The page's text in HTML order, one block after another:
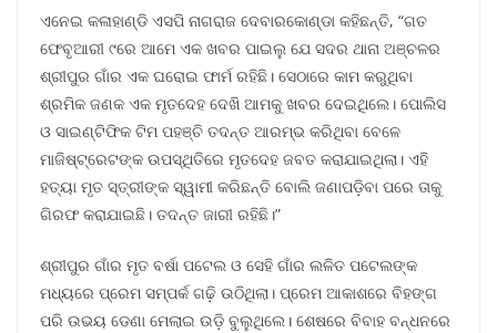
ଏନେଇ କଳାହାଣ୍ଡି ଏସପି ନାଗରାଜ ଦେବାରକୋଣ୍ଡା କହିଛନ୍ତି, “ଗତ
ଫେବୃଆରୀ ୯ରେ ଆମେ ଏକ ଖବର ପାଇଲୁ ଯେ ସଦର ଥାନା ଅଞ୍ଚଳର
ଶ୍ରୀପୁର ଗାଁର ଏକ ଘରୋଇ ଫାର୍ମ ରହିଛି। ସେଠାରେ କାମ କରୁଥିବା
ଶ୍ରମିକ ଜଣକ ଏକ ମୃତଦେହ ଦେଖି ଆମକୁ ଖବର ଦେଇଥିଲେ। ପୋଲିସ
ଓ ସାଇଣ୍ଟିଫିକ ଟିମ ପହଞ୍ଚି ତଦନ୍ତ ଆରମ୍ଭ କରିଥିବା ବେଳେ
ମାଜିଷ୍ଟ୍ରେଟଙ୍କ ଉପସ୍ଥିତିରେ ମୃତଦେହ ଜବତ କରାଯାଇଥିଲା। ଏହି
ହତ୍ୟା ମୃତ ସ୍ତ୍ରୀଙ୍କ ସ୍ୱାମୀ କରିଛନ୍ତି ବୋଲି ଜଣାପଡ଼ିବା ପରେ ତାକୁ
ଗିରଫ କରାଯାଇଛି। ତଦନ୍ତ ଜାରୀ ରହିଛି।”
ଶ୍ରୀପୁର ଗାଁର ମୃତ ବର୍ଷା ପଟେଲ ଓ ସେହି ଗାଁର ଲଳିତ ପଟେଲଙ୍କ
ମଧ୍ୟରେ ପ୍ରେମ ସମ୍ପର୍କ ଗଢ଼ି ଉଠିଥିଲା। ପ୍ରେମ ଆକାଶରେ ବିହଙ୍ଗ
ପରି ଉଭୟ ଡେଣା ମେଲାଇ ଉଡ଼ି ବୁଲୁଥିଲେ। ଶେଷରେ ବିବାହ ବନ୍ଧନରେ